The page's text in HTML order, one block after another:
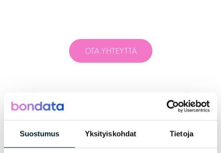
Suostumus Yksityiskohdat Tietoja
OTA YHTEYTTÄ